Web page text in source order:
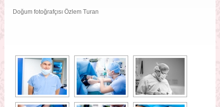
Doğum fotoğrafçısı Özlem Turan